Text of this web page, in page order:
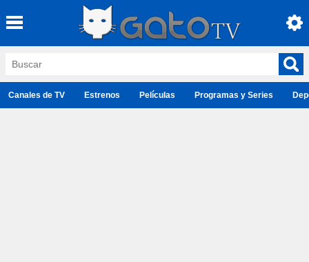
Canales de TV Estrenos Películas Programas y Series